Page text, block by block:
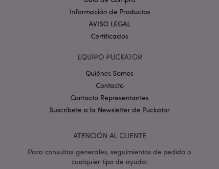
Información de Productos
AVISO LEGAL
Certificados
EQUIPO PUCKATOR
Quiénes Somos
Contacto
Contacto Representantes
Suscríbete a la Newsletter de Puckator
ATENCIÓN AL CLIENTE
Para consultas generales, seguimientos de pedido o
cualquier tipo de ayuda:
mage-cache-storage
mage-cache-storage-section-
invalidation
Adobe Inc.
www.puckator.es